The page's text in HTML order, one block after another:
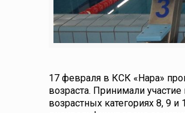
17 февраля в КСК «Нара»
возраста. Принимали
возрастных категориях 8, 9